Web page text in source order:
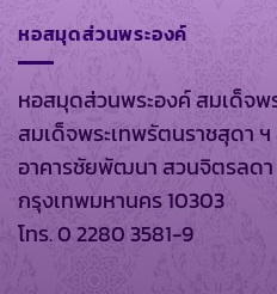
หอสมุดส่วนพระองค์
หอสมุดส่วนพระองค์ สมเด็จพ
สมเด็จพระเทพรัตนราชสุดา
อาคารชัยพัฒนา สวนจิตรลดา
กรุงเทพมหานคร 10303
โทร. 0 2280 3581-9